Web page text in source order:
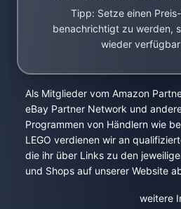
Tipp: Setze einen
benachrichtigt zu werden,
wieder
Als Mitglieder vom Amazon
eBay Partner Network und
Programmen von Händlern wie
LEGO verdienen wir an
die ihr über Links zu den
und Shops auf unserer Website
weitere